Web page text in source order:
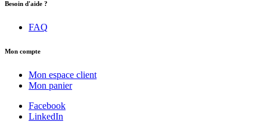
Besoin d'aide ?
FAQ
Mon compte
Mon espace client
Mon panier
Facebook
LinkedIn